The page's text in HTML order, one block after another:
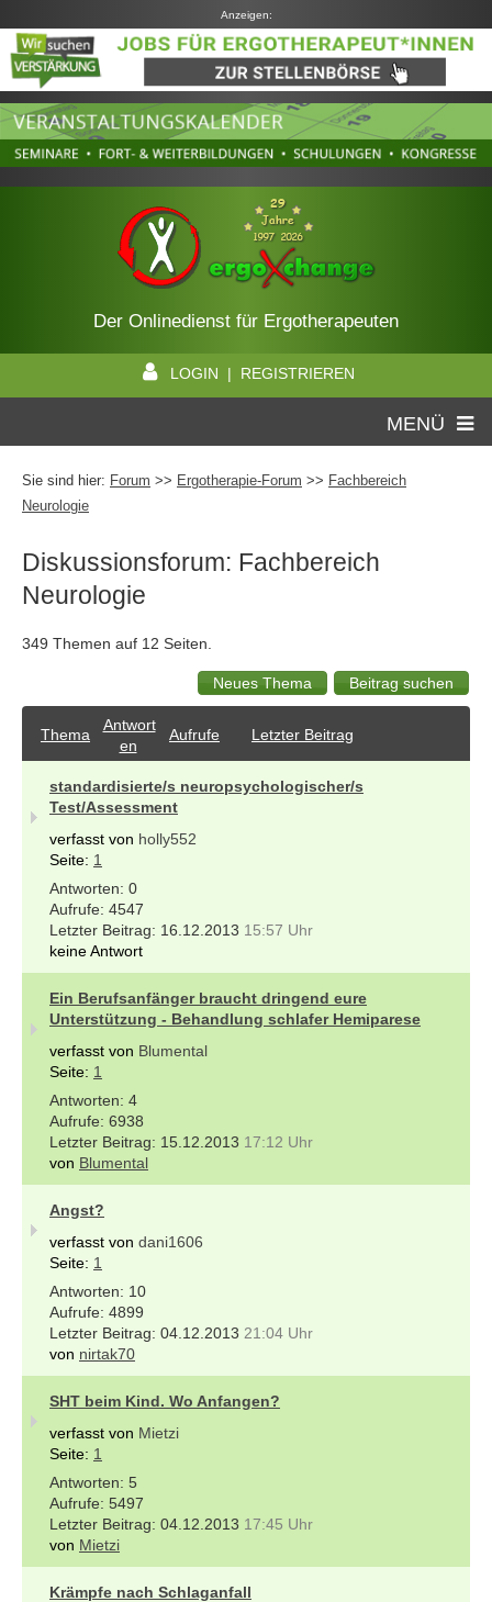
Anzeigen:
Der Onlinedienst für Ergotherapeuten
LOGIN | REGISTRIEREN
MENÜ
Sie sind hier: Forum >> Ergotherapie-Forum >> Fachbereich
Neurologie
Diskussionsforum: Fachbereich
Neurologie
349 Themen auf 12 Seiten.
Thema
Antwort
en
Aufrufe Letzter Beitrag
standardisierte/s neuropsychologischer/s
Test/Assessment
verfasst von holly552
Seite: 1
0
4547
16.12.2013 15:57 Uhr
keine Antwort
Ein Berufsanfänger braucht dringend eure
Unterstützung - Behandlung schlafer Hemiparese
verfasst von Blumental
Seite: 1
4
6938
15.12.2013 17:12 Uhr
von Blumental
Angst?
verfasst von dani1606
Seite: 1
10
4899
04.12.2013 21:04 Uhr
von nirtak70
SHT beim Kind. Wo Anfangen?
verfasst von Mietzi
Seite: 1
5
5497
04.12.2013 17:45 Uhr
von Mietzi
Krämpfe nach Schlaganfall